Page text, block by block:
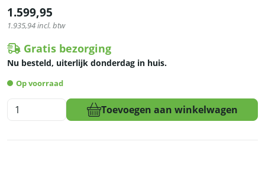
1.599,95
1.935,94incl. btw
Gratis bezorging
Nu besteld, uiterlijk donderdag in huis.
Op voorraad
Asber
Pro-
Toevoegen aan winkelwagen